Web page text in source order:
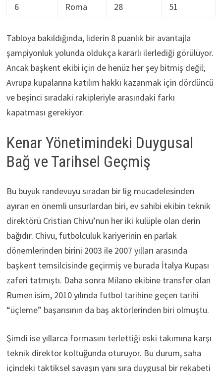
6
Roma 28 51
Tabloya bakıldığında, liderin 8 puanlık bir avantajla
şampiyonluk yolunda oldukça kararlı ilerlediği görülüyor.
Ancak başkent ekibi için de henüz her şey bitmiş değil;
Avrupa kupalarına katılım hakkı kazanmak için dördüncü
ve beşinci sıradaki rakipleriyle arasındaki farkı
kapatması gerekiyor.
Kenar Yönetimindeki Duygusal
Bağ ve Tarihsel Geçmiş
Bu büyük randevuyu sıradan bir lig mücadelesinden
ayıran en önemli unsurlardan biri, ev sahibi ekibin teknik
direktörü Cristian Chivu’nun her iki kulüple olan derin
bağıdır. Chivu, futbolculuk kariyerinin en parlak
dönemlerinden birini 2003 ile 2007 yılları arasında
başkent temsilcisinde geçirmiş ve burada İtalya Kupası
zaferi tatmıştı. Daha sonra Milano ekibine transfer olan
Rumen isim, 2010 yılında futbol tarihine geçen tarihi
“üçleme” başarısının da baş aktörlerinden biri olmuştu.
Şimdi ise yıllarca formasını terlettiği eski takımına karşı
teknik direktör koltuğunda oturuyor. Bu durum, saha
içindeki taktiksel savaşın yanı sıra duygusal bir rekabeti